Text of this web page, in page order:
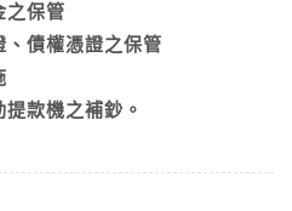
之保管
債權憑證之保管
款機之補鈔。